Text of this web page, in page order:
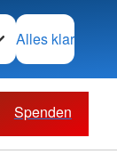
Alles klar
Spenden